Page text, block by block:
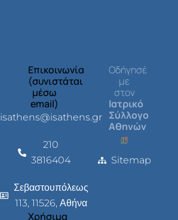
Επικοινωνία
(συνιστάται
μέσω
email)
isathens@isathens.gr
210
3816404
Σεβαστουπόλεως
113, 11526, Αθήνα
Χρήσιμα
Οδήγησέ
με
στον
Ιατρικό
Σύλλογο
Αθηνών
Sitemap